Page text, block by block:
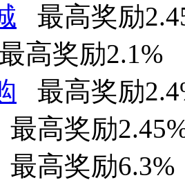
最高奖励
高奖励2.1%
最高奖励
最高奖励
最高奖励6.3%